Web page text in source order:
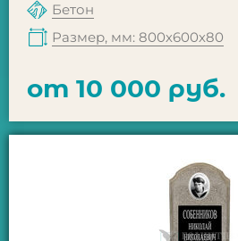
Бетон
Размер, мм: 800х600х80
от 10 000 руб.